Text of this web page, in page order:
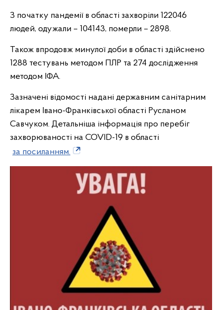
З початку пандемії в області захворіли 122046
людей, одужали – 104143, померли – 2898.
Також впродовж минулої доби в області здійснено
1288 тестувань методом ПЛР та 274 дослідження
методом ІФА.
Зазначені відомості надані державним санітарним
лікарем Івано-Франківської області Русланом
Савчуком. Детальніша інформація про перебіг
захворюваності на COVID-19 в області
за посиланням.